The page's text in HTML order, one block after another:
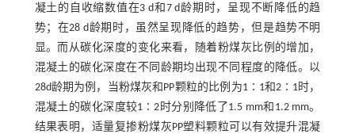
凝土的自收缩数值在3 d和7 d龄期时，呈现不断降低的趋
势；在28 d龄期时，虽然呈现降低的趋势，但是趋势不明
显。而从碳化深度的变化来看，随着粉煤灰比例的增加，
混凝土的碳化深度在不同龄期均出现不同程度的降低。以
28d龄期为例，当粉煤灰和PP颗粒的比例为1∶1和2∶1时，
混凝土的碳化深度较1∶2时分别降低了1.5 mm和1.2 mm。
结果表明，适量复掺粉煤灰PP塑料颗粒可以有效提升混凝